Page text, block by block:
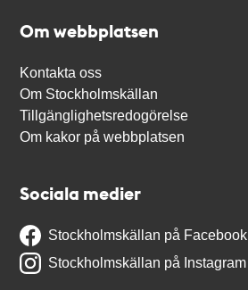
Om webbplatsen
Kontakta oss
Om Stockholmskällan
Tillgänglighetsredogörelse
Om kakor på webbplatsen
Sociala medier
Stockholmskällan på Facebook
Stockholmskällan på Instagram